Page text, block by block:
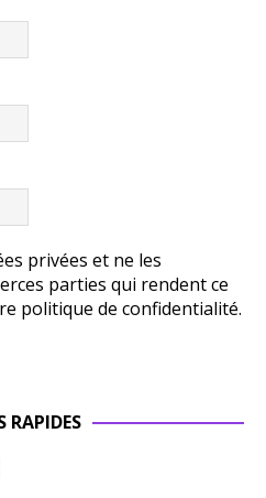
privées et ne les
parties qui rendent ce
politique de confidentialité.
RAPIDES